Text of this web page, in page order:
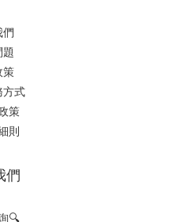
們
題
策
方式
策
則
們
🔍